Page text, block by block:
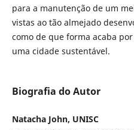
para a manutenção de um
vistas ao tão almejado
como de que forma acaba
uma cidade sustentável.
Biografia do Autor
Natacha John, UNISC